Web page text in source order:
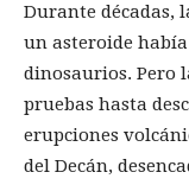
Durante décadas,
un asteroide
dinosaurios. Pero
pruebas hasta
erupciones
del Decán,